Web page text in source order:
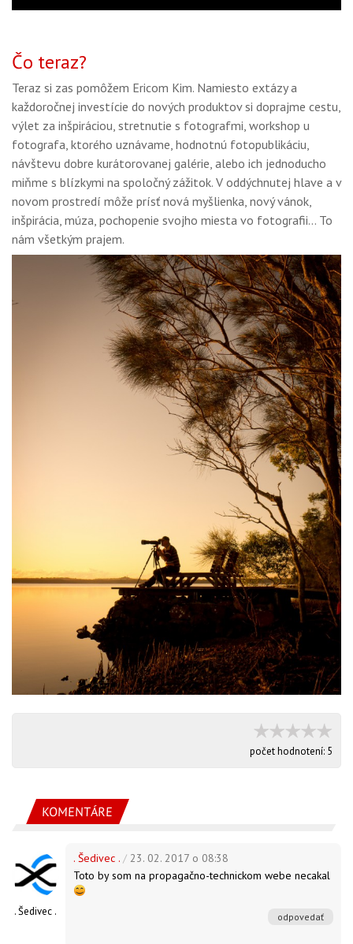
Čo teraz?
Teraz si zas pomôžem Ericom Kim. Namiesto extázy a
každoročnej investície do nových produktov si doprajme cestu,
výlet za inšpiráciou, stretnutie s fotografmi, workshop u
fotografa, ktorého uznávame, hodnotnú fotopublikáciu,
návštevu dobre kurátorovanej galérie, alebo ich jednoducho
miňme s blízkymi na spoločný zážitok. V oddýchnutej hlave a v
novom prostredí môže prísť nová myšlienka, nový vánok,
inšpirácia, múza, pochopenie svojho miesta vo fotografii... To
nám všetkým prajem.
počet hodnotení: 5
KOMENTÁRE
. Šedivec .
. Šedivec . / 23. 02. 2017 o 08:38
Toto by som na propagačno-technickom webe necakal
odpovedať